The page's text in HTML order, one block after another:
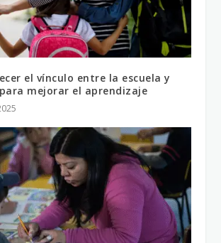
el vínculo entre la escuela y
mejorar el aprendizaje